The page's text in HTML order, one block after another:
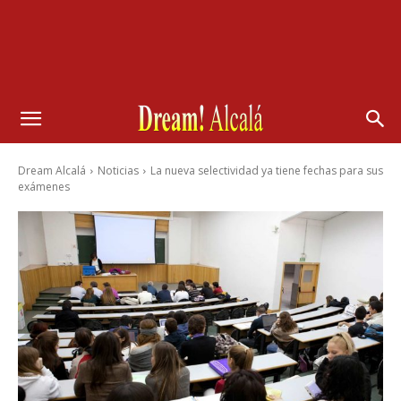
Dream Alcalá Noticias
La nueva selectividad ya tiene fechas para sus
exámenes